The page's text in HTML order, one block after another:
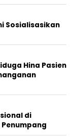
Sosialisasikan
Hina Pasien
di